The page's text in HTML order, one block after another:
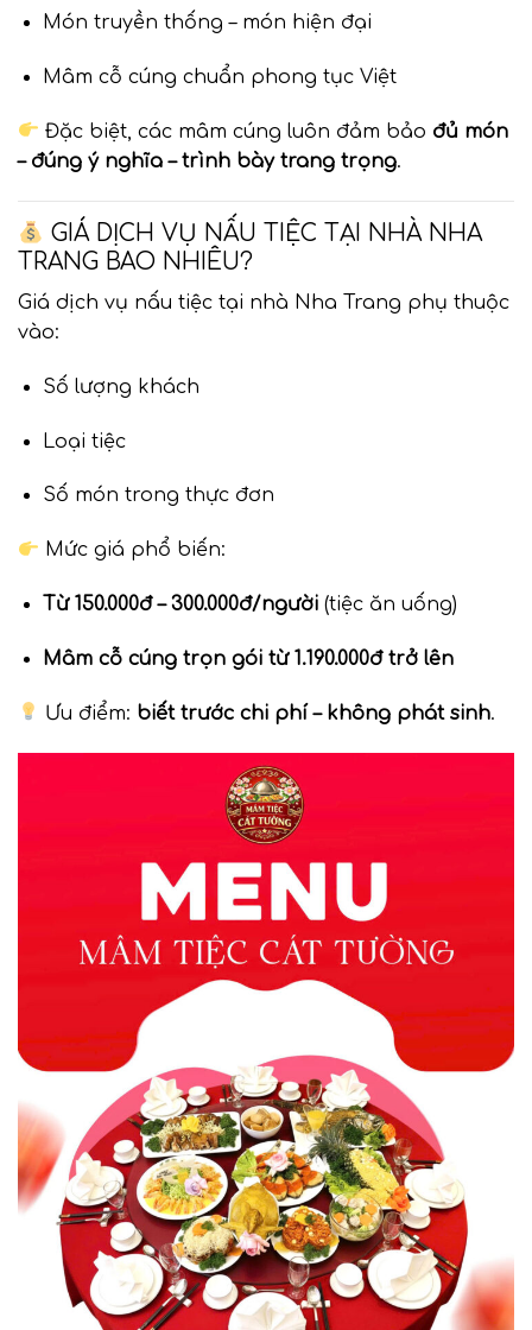
Món truyền thống – món hiện đại
Mâm cỗ cúng chuẩn phong tục Việt
Đặc biệt, các mâm cúng luôn đảm bảo đủ món
– đúng ý nghĩa – trình bày trang trọng.
GIÁ DỊCH VỤ NẤU TIỆC TẠI NHÀ NHA
TRANG BAO NHIÊU?
Giá dịch vụ nấu tiệc tại nhà Nha Trang phụ thuộc
vào:
Số lượng khách
Loại tiệc
Số món trong thực đơn
Mức giá phổ biến:
Từ 150.000đ – 300.000đ/người(tiệc ăn uống)
Mâm cỗ cúng trọn gói từ 1.190.000đ trở lên
Ưu điểm: biết trước chi phí – không phát sinh.